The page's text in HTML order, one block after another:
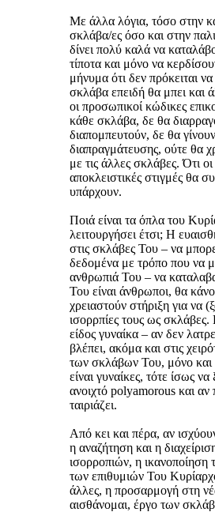
Με άλλα λόγια, τόσο στην
σκλάβα/ες όσο και στην
δίνει πολύ καλά να
τίποτα και μόνο να
μήνυμα ότι δεν πρόκειται
σκλάβα επειδή θα μπει και
οι προσωπικοί κώδικες
κάθε σκλάβα, δε θα
διαπομπευτούν, δε θα
διαπραγμάτευσης, ούτε θα
με τις άλλες σκλάβες. Ότι
αποκλειστικές στιγμές θα
υπάρχουν.
Ποιά είναι τα όπλα του
λειτουργήσει έτσι; Η
στις σκλάβες Του – να
δεδομένα με τρόπο που να
ανθρωπιά Του – να
Του είναι άνθρωποι, θα
χρειαστούν στήριξη για να
ισορρπίες τους ως
είδος γυναίκα – αν δεν
βλέπει, ακόμα και στις
των σκλάβων Του, μόνο και
είναι γυναίκες, τότε ίσως
ανοιχτό polyamorous και αν
ταιριάζει.
Από κει και πέρα, αν
η αναζήτηση και η
ισορροπιών, η ικανοποίηση
των επιθυμιών Του
άλλες, η προσαρμογή στη
αισθάνομαι, έργο των